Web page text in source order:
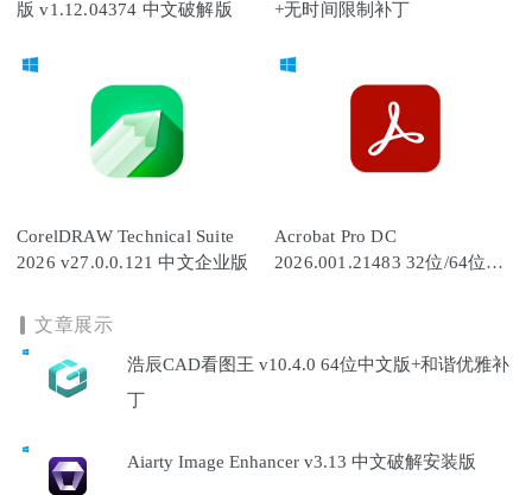
版 v1.12.04374 中文破解版
+无时间限制补丁
CorelDRAW Technical Suite
2026 v27.0.0.121 中文企业版
Acrobat Pro DC
2026.001.21483 32位/64位中
文章展示
浩辰CAD看图王 v10.4.0 64位中文版+和谐优雅补
丁
Aiarty Image Enhancer v3.13 中文破解安装版